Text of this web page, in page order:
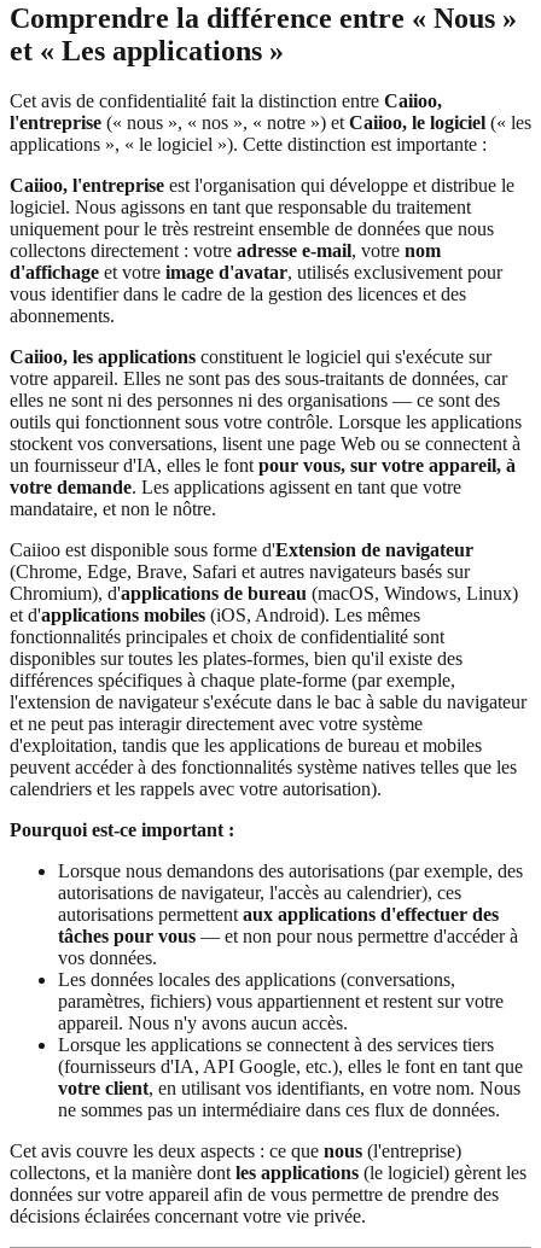
Comprendre la différence entre « Nous »
et « Les applications »
Cet avis de confidentialité fait la distinction entre Caiioo,
l'entreprise (« nous », « nos », « notre ») etCaiioo, le logiciel (« les
applications », « le logiciel »). Cette distinction est importante :
Caiioo, l'entreprise est l'organisation qui développe et distribue le
logiciel. Nous agissons en tant que responsable du traitement
uniquement pour le très restreint ensemble de données que nous
collectons directement : votre adresse e-mail, votre nom
d'affichage et votre image d'avatar, utilisés exclusivement pour
vous identifier dans le cadre de la gestion des licences et des
abonnements.
Caiioo, les applications constituent le logiciel qui s'exécute sur
votre appareil. Elles ne sont pas des sous-traitants de données, car
elles ne sont ni des personnes ni des organisations — ce sont des
outils qui fonctionnent sous votre contrôle. Lorsque les applications
stockent vos conversations, lisent une page Web ou se connectent à
un fournisseur d'IA, elles le fontpour vous, sur votre appareil, à
votre demande. Les applications agissent en tant que votre
mandataire, et non le nôtre.
Caiioo est disponible sous forme d'Extension de navigateur
(Chrome, Edge, Brave, Safari et autres navigateurs basés sur
Chromium), d'applications de bureau (macOS, Windows, Linux)
et d'applications mobiles (iOS, Android). Les mêmes
fonctionnalités principales et choix de confidentialité sont
disponibles sur toutes les plates-formes, bien qu'il existe des
différences spécifiques à chaque plate-forme (par exemple,
l'extension de navigateur s'exécute dans le bac à sable du navigateur
et ne peut pas interagir directement avec votre système
d'exploitation, tandis que les applications de bureau et mobiles
peuvent accéder à des fonctionnalités système natives telles que les
calendriers et les rappels avec votre autorisation).
Pourquoi est-ce important :
Lorsque nous demandons des autorisations (par exemple, des
autorisations de navigateur, l'accès au calendrier), ces
autorisations permettentaux applications d'effectuer des
tâches pour vous — et non pour nous permettre d'accéder à
vos données.
Les données locales des applications (conversations,
paramètres, fichiers) vous appartiennent et restent sur votre
appareil. Nous n'y avons aucun accès.
Lorsque les applications se connectent à des services tiers
(fournisseurs d'IA, API Google, etc.), elles le font en tant que
votre client, en utilisant vos identifiants, en votre nom. Nous
ne sommes pas un intermédiaire dans ces flux de données.
Cet avis couvre les deux aspects : ce que nous (l'entreprise)
collectons, et la manière dontles applications (le logiciel) gèrent les
données sur votre appareil afin de vous permettre de prendre des
décisions éclairées concernant votre vie privée.